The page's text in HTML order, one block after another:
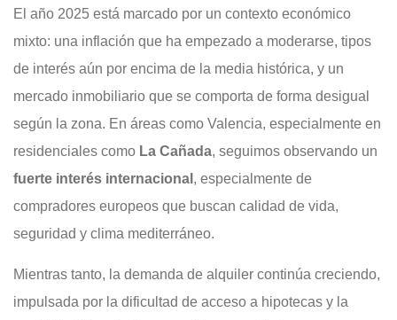
El año 2025 está marcado por un contexto económico
mixto: una inflación que ha empezado a moderarse, tipos
de interés aún por encima de la media histórica, y un
mercado inmobiliario que se comporta de forma desigual
según la zona. En áreas como Valencia, especialmente en
residenciales como La Cañada, seguimos observando un
fuerte interés internacional , especialmente de
compradores europeos que buscan calidad de vida,
seguridad y clima mediterráneo.
Mientras tanto, la demanda de alquiler continúa creciendo,
impulsada por la dificultad de acceso a hipotecas y la